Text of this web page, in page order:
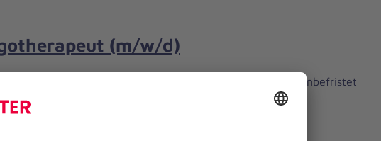
(m/w/d)
unbefristet
Voll- oder Teilzeit, nach Absprache